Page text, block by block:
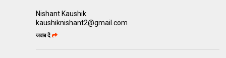
Nishant Kaushik
kaushiknishant2@gmail.com
जवाब दें